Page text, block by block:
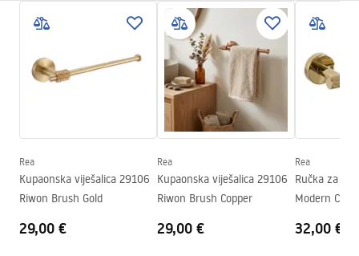
Četkano zlato
Metal
Način montaže
Na vijke
605mm
50mm
Dubina
80mm
Serija
Jamstvo
24 mjeseca
Rea
Kupaonska viješalica 29106
Riwon Brush Gold
29,00 €
Rea
Kupaonska viješalica 29106
Riwon Brush Copper
29,00 €
Rea
Ručka za
Modern
32,00 €